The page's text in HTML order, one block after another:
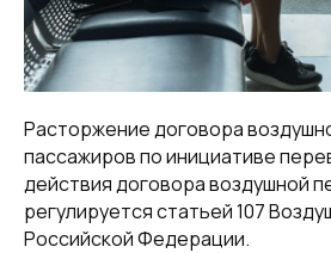
Расторжение договора
пассажиров по инициативе
действия договора воздушной
регулируется статьей 107
Российской Федерации.